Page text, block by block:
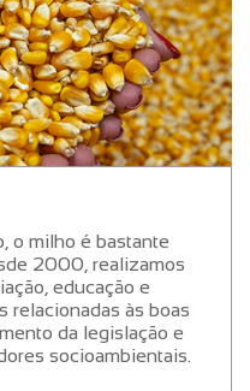
o milho é bastante
2000, realizamos
educação e
relacionadas às boas
da legislação e
socioambientais.